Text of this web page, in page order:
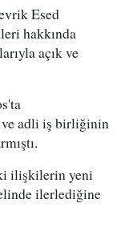
Esed
hakkında
açık ve
adli iş birliğinin
ilişkilerin yeni
ilerlediğine